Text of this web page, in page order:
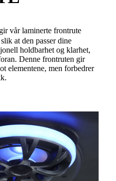
vår laminerte frontrute
at den passer dine
holdbarhet og klarhet,
Denne frontruten gir
elementene, men forbedrer